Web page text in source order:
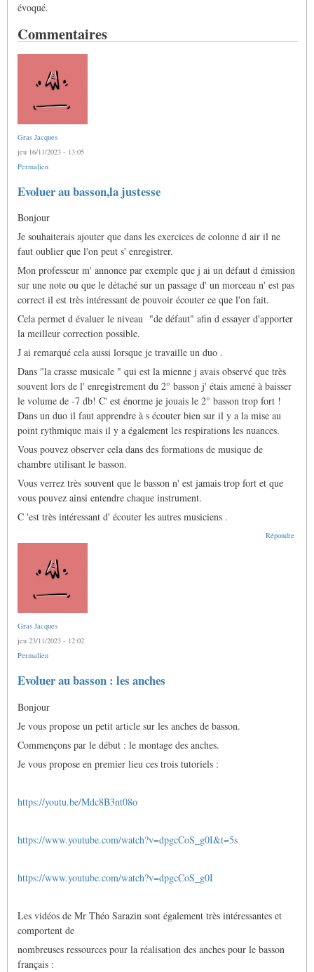
évoqué.
Commentaires
Gras Jacques
jeu 16/11/2023 - 13:05
Permalien
Evoluer au basson,la justesse
Bonjour
Je souhaiterais ajouter que dans les exercices de colonne d air il ne
faut oublier que l'on peut s' enregistrer.
Mon professeur m' annonce par exemple que j ai un défaut d émission
sur une note ou que le détaché sur un passage d' un morceau n' est pas
correct il est très intéressant de pouvoir écouter ce que l'on fait.
Cela permet d évaluer le niveau "de défaut" afin d essayer d'apporter
la meilleur correction possible.
J ai remarqué cela aussi lorsque je travaille un duo .
Dans "la crasse musicale " qui est la mienne j avais observé que très
souvent lors de l' enregistrement du 2° basson j' étais amené à baisser
le volume de -7 db! C' est énorme je jouais le 2° basson trop fort !
Dans un duo il faut apprendre à s écouter bien sur il y a la mise au
point rythmique mais il y a également les respirations les nuances.
Vous pouvez observer cela dans des formations de musique de
chambre utilisant le basson.
Vous verrez très souvent que le basson n' est jamais trop fort et que
vous pouvez ainsi entendre chaque instrument.
C 'est très intéressant d' écouter les autres musiciens .
Répondre
Gras Jacques
jeu 23/11/2023 - 12:02
Permalien
Evoluer au basson : les anches
Bonjour
Je vous propose un petit article sur les anches de basson.
Commençons par le début : le montage des anches.
Je vous propose en premier lieu ces trois tutoriels :
https://youtu.be/Mdc8B3nt08o
https://www.youtube.com/watch?v=dpgcCoS_g0I&t=5s
https://www.youtube.com/watch?v=dpgcCoS_g0I
Les vidéos de Mr Théo Sarazin sont également très intéressantes et
comportent de
nombreuses ressources pour la réalisation des anches pour le basson
français :